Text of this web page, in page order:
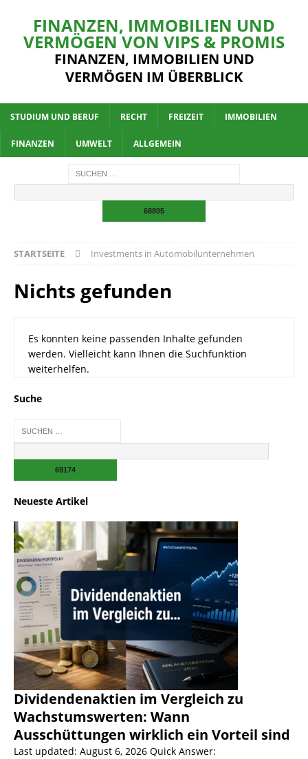
FINANZEN, IMMOBILIEN UND
VERMÖGEN VON VIPS & PROMIS
FINANZEN, IMMOBILIEN UND
VERMÖGEN IM ÜBERBLICK
STUDIUM UND BERUF RECHT FREIZEIT IMMOBILIEN
FINANZEN UMWELT ALLGEMEIN
STARTSEITE Investments in Automobilunternehmen
Nichts gefunden
Es konnten keine passenden Inhalte gefunden
werden. Vielleicht kann Ihnen die Suchfunktion
weiterhelfen.
Suche
Neueste Artikel
Dividendenaktien im Vergleich zu
Wachstumswerten: Wann
Ausschüttungen wirklich ein Vorteil sind
Last updated: August 6, 2026 Quick Answer: